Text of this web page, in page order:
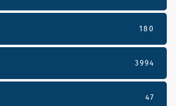
180
3994
47